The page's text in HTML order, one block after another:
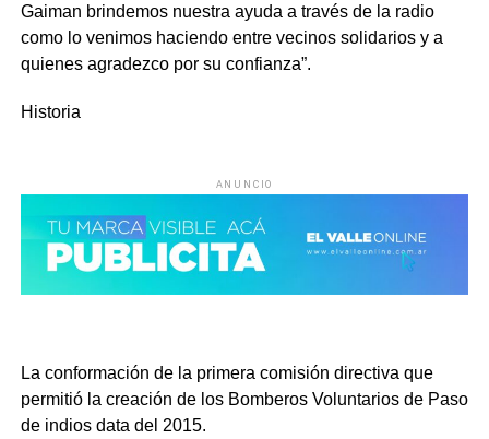
Gaiman brindemos nuestra ayuda a través de la radio
como lo venimos haciendo entre vecinos solidarios y a
quienes agradezco por su confianza”.
Historia
ANUNCIO
La conformación de la primera comisión directiva que
permitió la creación de los Bomberos Voluntarios de Paso
de indios data del 2015.